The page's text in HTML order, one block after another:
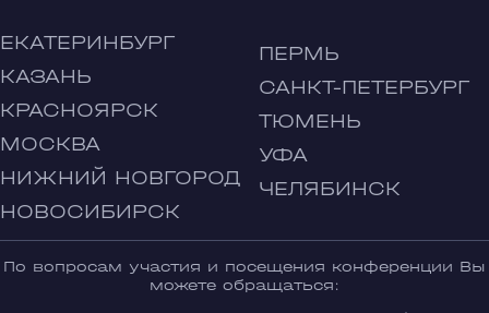
ЕКАТЕРИНБУРГ
КАЗАНЬ
КРАСНОЯРСК
МОСКВА
НИЖНИЙ НОВГОРОД
НОВОСИБИРСК
ПЕРМЬ
САНКТ-ПЕТЕРБУРГ
ТЮМЕНЬ
УФА
ЧЕЛЯБИНСК
По вопросам участия и посещения конференции Вы
можете обращаться: